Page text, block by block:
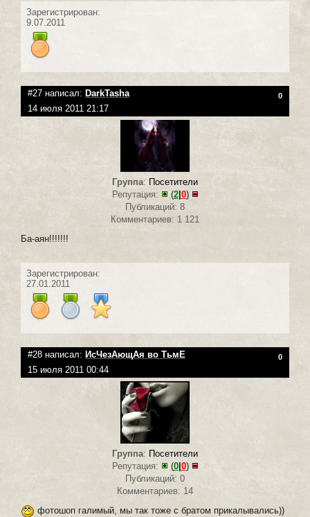
Зарегистрирован:
9.07.2011
#27 написал: DarkTasha 0
14 июля 2011 21:17
Группа: Посетители
Репутация:
(2|0)
Публикаций: 8
Комментариев: 1 121
Ба-аян!!!!!!!
Зарегистрирован:
27.01.2011
#28 написал: ИсЧезАющАя во ТьмЕ 0
15 июля 2011 00:44
Группа: Посетители
Репутация:
(0|0)
Публикаций: 0
Комментариев: 14
фотошоп галимый, мы так тоже с братом прикалывались))